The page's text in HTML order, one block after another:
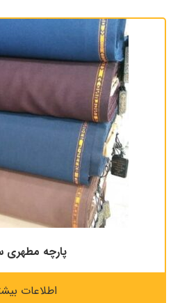
پارچه مطهری
اطلاعات